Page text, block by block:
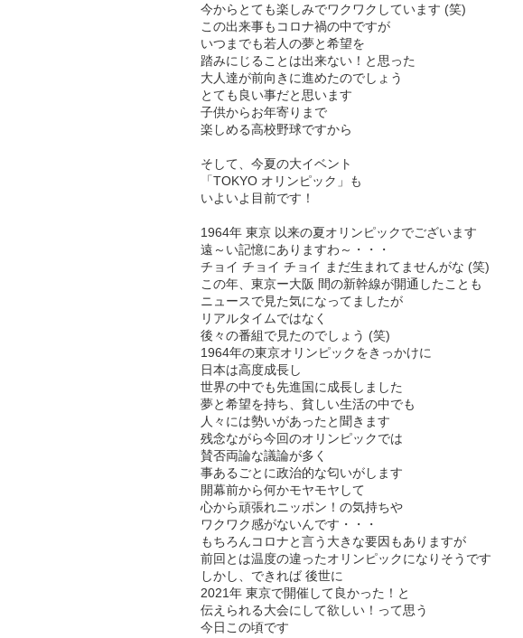
今からとても楽しみでワクワクしています (笑)
この出来事もコロナ禍の中ですが
いつまでも若人の夢と希望を
踏みにじることは出来ない！と思った
大人達が前向きに進めたのでしょう
とても良い事だと思います
子供からお年寄りまで
楽しめる高校野球ですから
そして、今夏の大イベント
「TOKYO オリンピック」も
いよいよ目前です！
1964年 東京 以来の夏オリンピックでございます
遠～い記憶にありますわ～・・・
チョイ チョイ チョイ まだ生まれてませんがな (笑)
この年、東京ー大阪 間の新幹線が開通したことも
ニュースで見た気になってましたが
リアルタイムではなく
後々の番組で見たのでしょう (笑)
1964年の東京オリンピックをきっかけに
日本は高度成長し
世界の中でも先進国に成長しました
夢と希望を持ち、貧しい生活の中でも
人々には勢いがあったと聞きます
残念ながら今回のオリンピックでは
賛否両論な議論が多く
事あるごとに政治的な匂いがします
開幕前から何かモヤモヤして
心から頑張れニッポン！の気持ちや
ワクワク感がないんです・・・
もちろんコロナと言う大きな要因もありますが
前回とは温度の違ったオリンピックになりそうです
しかし、できれば 後世に
2021年 東京で開催して良かった！と
伝えられる大会にして欲しい！って思う
今日この頃です